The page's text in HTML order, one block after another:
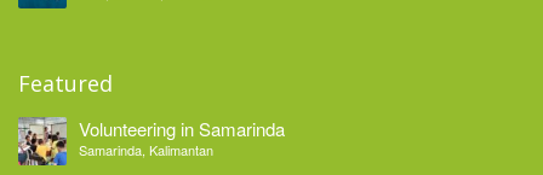
Featured
Volunteering in Samarinda
Samarinda, Kalimantan